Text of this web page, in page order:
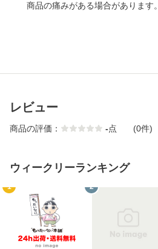
商品の痛みがある場合があります。
レビュー
商品の評価： -点 (0件)
ウィークリーランキング
1 2